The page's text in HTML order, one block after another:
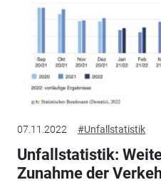
07.11.2022 #Unfallstatistik
Unfallstatistik:
Zunahme der